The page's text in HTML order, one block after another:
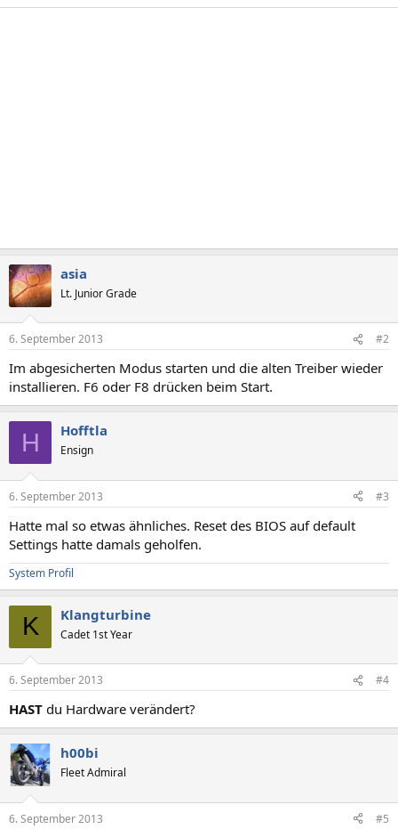
asia
Lt. Junior Grade
6. September 2013 #2
Im abgesicherten Modus starten und die alten Treiber wieder
installieren. F6 oder F8 drücken beim Start.
H Hofftla
Ensign
6. September 2013 #3
Hatte mal so etwas ähnliches. Reset des BIOS auf default
Settings hatte damals geholfen.
System Profil
K Klangturbine
Cadet 1st Year
6. September 2013 #4
HAST du Hardware verändert?
h00bi
Fleet Admiral
6. September 2013 #5